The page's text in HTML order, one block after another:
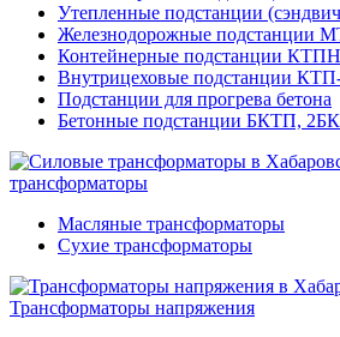
Утепленные подстанции
Железнодорожные подстанции
Контейнерные подстанции КТПН
Внутрицеховые подстанции
Подстанции для прогрева бетона
Бетонные подстанции БКТП,
трансформаторы
Масляные трансформаторы
Сухие трансформаторы
Трансформаторы напряжения